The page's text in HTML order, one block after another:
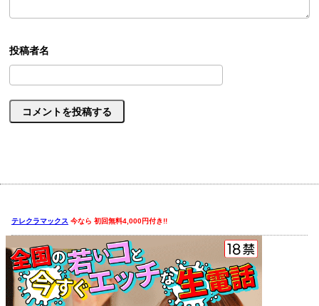
テレクラマックス 今なら 初回無料4,000円付き!!